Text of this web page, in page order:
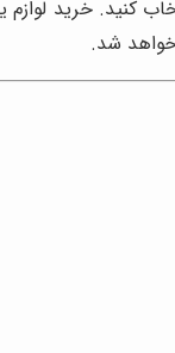
خرید لوازم
شد.